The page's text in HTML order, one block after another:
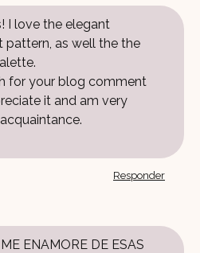
I love the elegant
as well the the
for your blog comment
it and am very
Responder
ENAMORE DE ESAS